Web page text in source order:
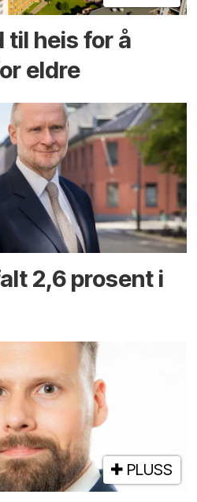
til heis for å
eldre
2,6 prosent i
PLUSS